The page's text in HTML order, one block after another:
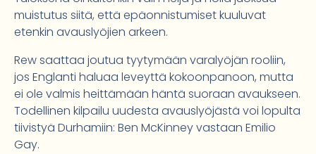
muistutus siitä, että epäonnistumiset kuuluvat
etenkin avauslyöjien arkeen.
Rew saattaa joutua tyytymään varalyöjän rooliin,
jos Englanti haluaa leveyttä kokoonpanoon, mutta
ei ole valmis heittämään häntä suoraan avaukseen.
Todellinen kilpailu uudesta avauslyöjästä voi lopulta
tiivistyä Durhamiin: Ben McKinney vastaan Emilio
Gay.